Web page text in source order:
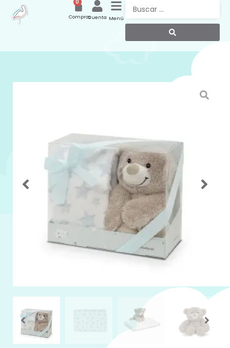
Menú
Cuenta
0
Compras